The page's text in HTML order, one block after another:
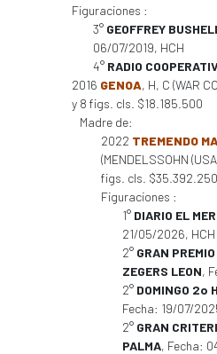
Figuraciones :
3° GEOFFREY
06/07/2019, HCH
4° RADIO
2016 GENOA, H, C (WAR
y 8 figs. cls. $18.185.500
Madre de:
2022 TREMENDO
(MENDELSSOHN
figs. cls. $35.392.250
Figuraciones :
1° DIARIO EL
21/05/2026, HCH
2° GRAN
ZEGERS LEON,
2° DOMINGO 2o
Fecha: 19/07/
2° GRAN
PALMA, Fecha: